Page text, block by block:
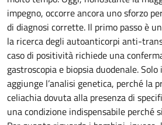
impegno, occorre ancora uno sforzo
di diagnosi corrette. Il primo passo è
la ricerca degli autoanticorpi anti-
caso di positività richiede una
gastroscopia e biopsia duodenale.
aggiunge l’analisi genetica, perché la
celiachia dovuta alla presenza di
una condizione indispensabile perché